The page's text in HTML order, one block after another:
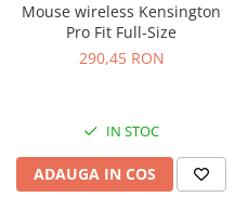
Mouse wireless Kensington
Pro Fit Full-Size
290,45 RON
IN STOC
ADAUGA IN COS